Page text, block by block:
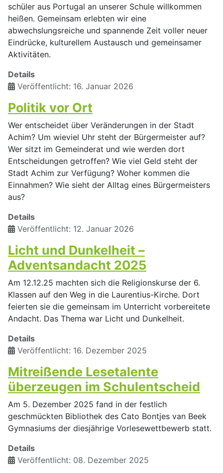
schüler aus Portugal an unserer Schule willkommen
heißen. Gemeinsam erlebten wir eine
abwechslungsreiche und spannende Zeit voller neuer
Eindrücke, kulturellem Austausch und gemeinsamer
Aktivitäten.
Details
Veröffentlicht: 16. Januar 2026
Politik vor Ort
Wer entscheidet über Veränderungen in der Stadt
Achim? Um wieviel Uhr steht der Bürgermeister auf?
Wer sitzt im Gemeinderat und wie werden dort
Entscheidungen getroffen? Wie viel Geld steht der
Stadt Achim zur Verfügung? Woher kommen die
Einnahmen? Wie sieht der Alltag eines Bürgermeisters
aus?
Details
Veröffentlicht: 12. Januar 2026
Licht und Dunkelheit –
Adventsandacht 2025
Am 12.12.25 machten sich die Religionskurse der 6.
Klassen auf den Weg in die Laurentius-Kirche. Dort
feierten sie die gemeinsam im Unterricht vorbereitete
Andacht. Das Thema war Licht und Dunkelheit.
Details
Veröffentlicht: 16. Dezember 2025
Mitreißende Lesetalente
überzeugen im Schulentscheid
Am 5. Dezember 2025 fand in der festlich
geschmückten Bibliothek des Cato Bontjes van Beek
Gymnasiums der diesjährige Vorlesewettbewerb statt.
Details
Veröffentlicht: 08. Dezember 2025